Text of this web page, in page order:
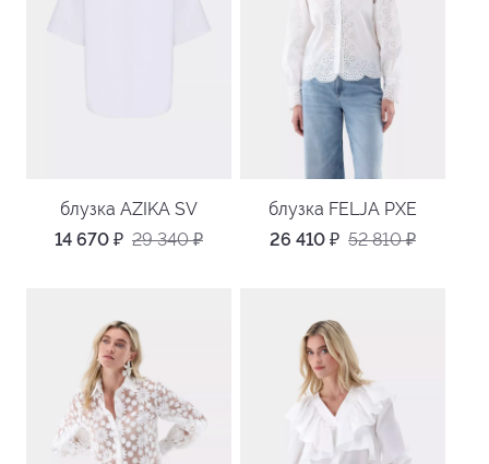
блузка AZIKA SV
14 670 ₽ 29 340₽
блузка FELJA PXE
26 410 ₽ 52 810₽